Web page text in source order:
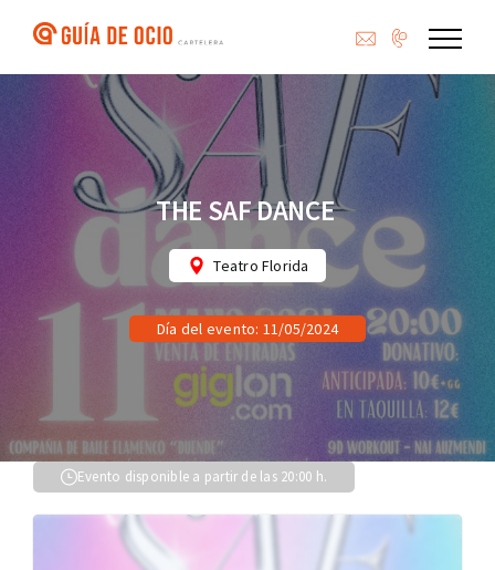
contenido
THE SAF DANCE
Teatro Florida
Día del evento: 11/05/2024
Evento disponible a partir de las 20:00 h.